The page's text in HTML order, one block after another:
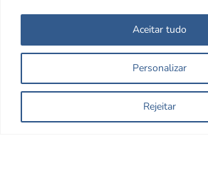
Personalizar
Rejeitar
Aceitar tudo